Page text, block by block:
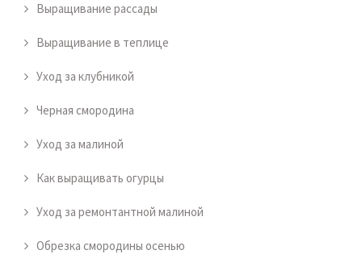
Выращивание рассады
Выращивание в теплице
Уход за клубникой
Черная смородина
Уход за малиной
Как выращивать огурцы
Уход за ремонтантной малиной
Обрезка смородины осенью